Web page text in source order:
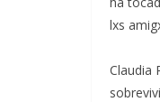
lxs
Claudia